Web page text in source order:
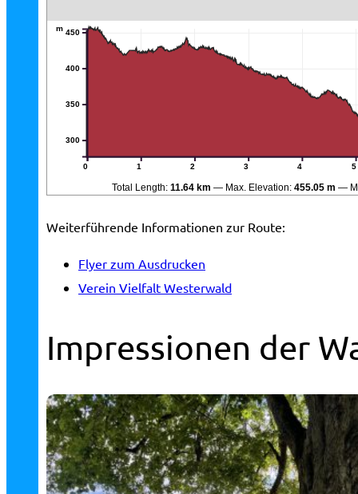
0 1 2 3 4 5
300
350
400
450
m
Total Length: 11.64 km Max. Elevation: 455.05 m
Weiterführende Informationen zur Route:
Flyer zum Ausdrucken
Verein Vielfalt Westerwald
Impressionen der